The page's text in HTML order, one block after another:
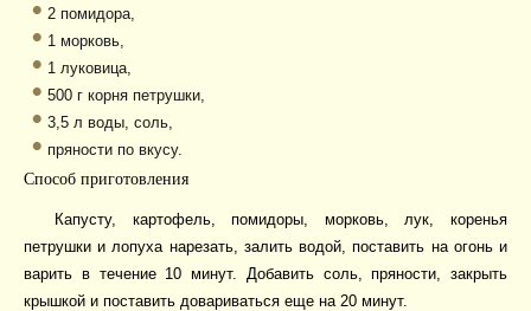
2 помидора,
1 морковь,
1 луковица,
500 г корня петрушки,
3,5 л воды, соль,
пряности по вкусу.
Способ приготовления
Капусту, картофель, помидоры, морковь, лук, коренья
петрушки и лопуха нарезать, залить водой, поставить на огонь и
варить в течение 10 минут. Добавить соль, пряности, закрыть
крышкой и поставить довариваться еще на 20 минут.